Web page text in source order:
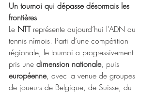
Un tournoi qui dépasse désormais les
frontières
Le NTT représente aujourd’hui l’ADN du
tennis nîmois. Parti d’une compétition
régionale, le tournoi a progressivement
pris une dimension nationale, puis
européenne, avec la venue de groupes
de joueurs de Belgique, de Suisse, du